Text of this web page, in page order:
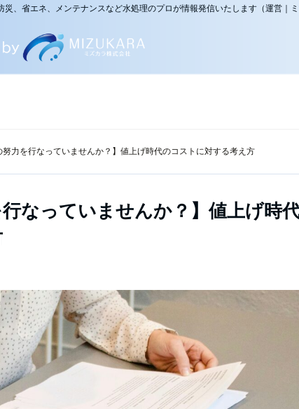
、省エネ、メンテナンスなど水処理のプロが情報発信いたします（運営｜ミ
努力を行なっていませんか？】値上げ時代のコストに対する考え方
なっていませんか？】値上げ時